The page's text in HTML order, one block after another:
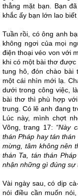
thẳng mặt bạn. Bạn
khắc ấy bạn lớn lao biết
Tuần rồi, có ông anh
không ngơi của mọi
điện thoại véo von với
khi có một bài thơ
tung hô, đón chào bài
một cái nhìn mới lạ.
dưới trong công việc,
bài thơ thì phù hợp
trung. Có lẽ anh đang
Lúc này, mình chợt
Võng, trang 17: “Này
thán Pháp hay tán
mừng, tâm không nên
thán Ta, tán thán
nhận những gì đúng sự
Vài ngày sau, có dịp
nói điều cần muốn